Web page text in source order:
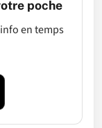
poche
en temps